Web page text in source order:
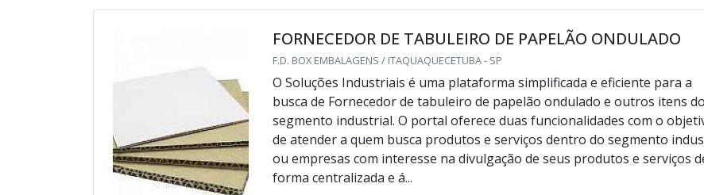
FORNECEDOR DE TABULEIRO DE PAPELÃO ONDULADO
F.D. BOX EMBALAGENS / ITAQUAQUECETUBA - SP
O Soluções Industriais é uma plataforma simplificada e eficiente para a
busca de Fornecedor de tabuleiro de papelão ondulado e outros itens do
segmento industrial. O portal oferece duas funcionalidades com o
de atender a quem busca produtos e serviços dentro do segmento
ou empresas com interesse na divulgação de seus produtos e serviços
forma centralizada e á...